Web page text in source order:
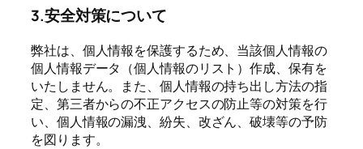
3.安全対策について
弊社は、個人情報を保護するため、当該個人情報の
個人情報データ（個人情報のリスト）作成、保有を
いたしません。また、個人情報の持ち出し方法の指
定、第三者からの不正アクセスの防止等の対策を行
い、個人情報の漏洩、紛失、改ざん、破壊等の予防
を図ります。